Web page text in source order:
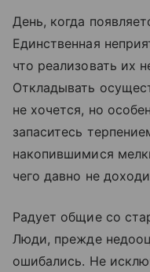
День, когда
Единственная
что реализовать их
Откладывать
не хочется, но
запаситесь
накопившимися
чего давно не
Радует общие со
Люди, прежде
ошибались. Не